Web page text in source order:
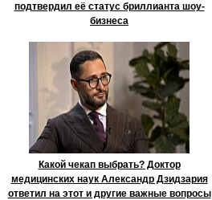
подтвердил её статус бриллианта шоу-
бизнеса
Какой чекап выбрать? Доктор
медицинских наук Александр Дзидзария
ответил на этот и другие важные вопросы